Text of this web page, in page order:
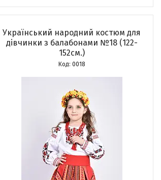
Український народний костюм для
дівчинки з балабонами №18 (122-
152см.)
0018